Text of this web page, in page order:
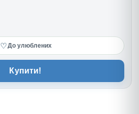
♡До улюблених
Купити!